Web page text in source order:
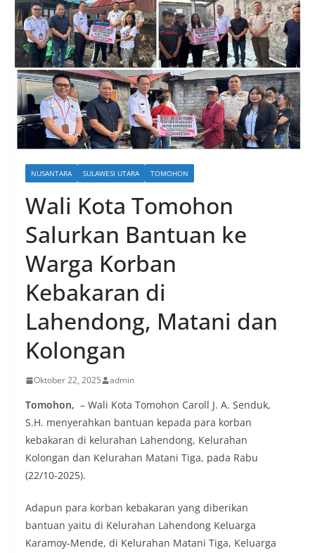
NUSANTARA SULAWESI UTARA TOMOHON
Wali Kota Tomohon
Salurkan Bantuan ke
Warga Korban
Kebakaran di
Lahendong, Matani dan
Kolongan
Oktober 22, 2025 admin
Tomohon, – Wali Kota Tomohon Caroll J. A. Senduk,
S.H. menyerahkan bantuan kepada para korban
kebakaran di kelurahan Lahendong, Kelurahan
Kolongan dan Kelurahan Matani Tiga, pada Rabu
(22/10-2025).
Adapun para korban kebakaran yang diberikan
bantuan yaitu di Kelurahan Lahendong Keluarga
Karamoy-Mende, di Kelurahan Matani Tiga, Keluarga